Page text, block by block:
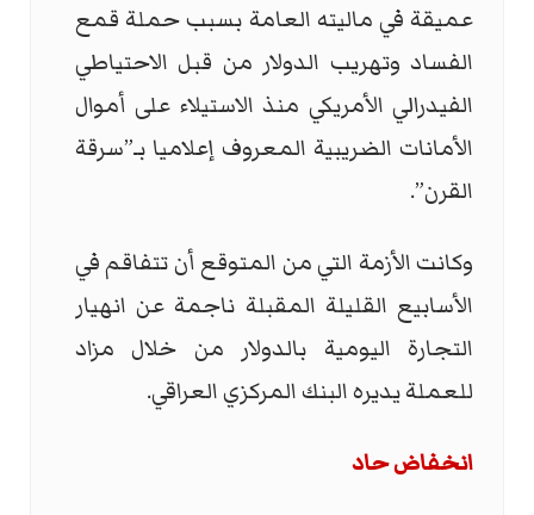
عميقة في ماليته العامة بسبب حملة قمع
الفساد وتهريب الدولار من قبل الاحتياطي
الفيدرالي الأمريكي منذ الاستيلاء على أموال
الأمانات الضريبية المعروف إعلاميا بـ”سرقة
القرن”.
وكانت الأزمة التي من المتوقع أن تتفاقم في
الأسابيع القليلة المقبلة ناجمة عن انهيار
التجارة اليومية بالدولار من خلال مزاد
للعملة يديره البنك المركزي العراقي.
انخفاض حاد